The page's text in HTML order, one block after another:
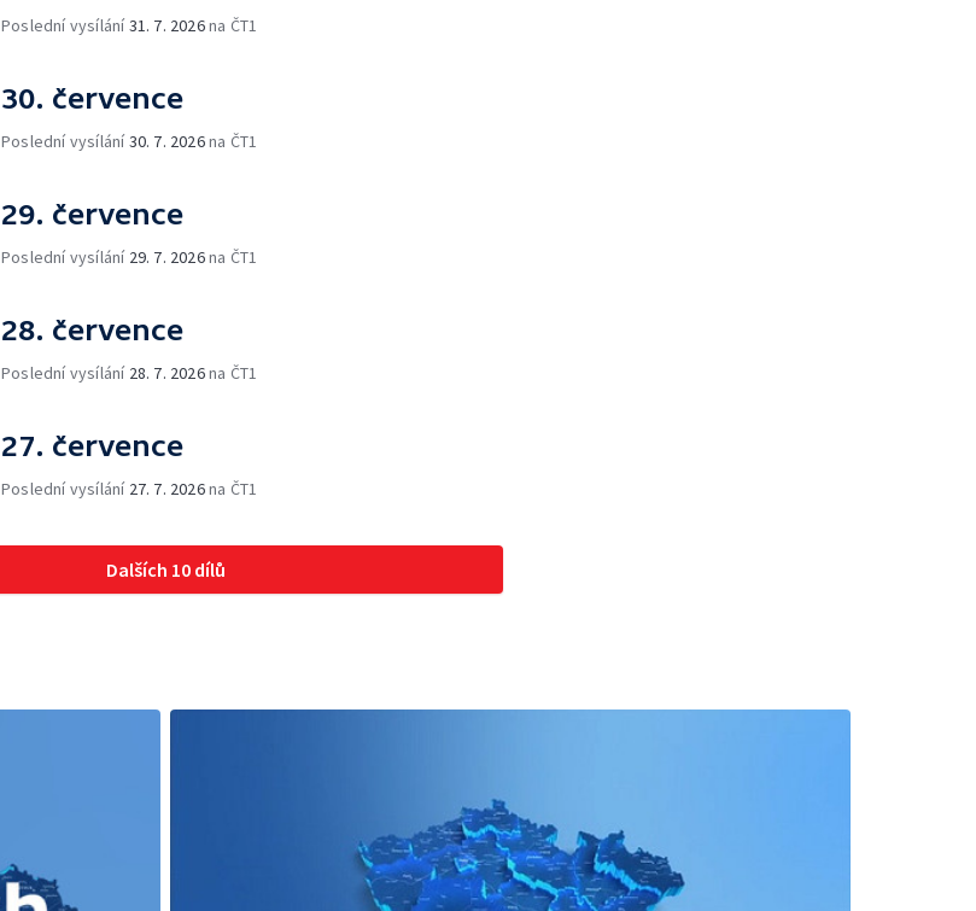
Poslední vysílání31. 7. 2026na ČT1
30. července
Poslední vysílání30. 7. 2026na ČT1
29. července
Poslední vysílání 29. 7. 2026na ČT1
28. července
Poslední vysílání 28. 7. 2026na ČT1
27. července
Poslední vysílání 27. 7. 2026na ČT1
Dalších 10 dílů